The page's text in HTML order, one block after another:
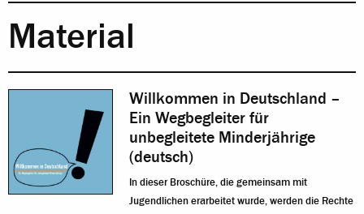
Material
Willkommen in Deutschland –
Ein Wegbegleiter für
unbegleitete Minderjährige
(deutsch)
In dieser Broschüre, die gemeinsam mit
Jugendlichen erarbeitet wurde, werden die Rechte